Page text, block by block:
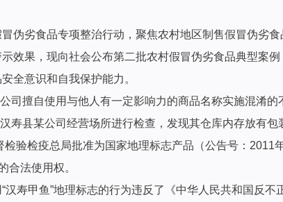
伪劣食品专项整治行动，聚焦农村地区制售假冒伪劣
效果，现向社会公布第二批农村假冒伪劣食品典型案
全意识和自我保护能力。
司擅自使用与他人有一定影响力的商品名称实施混淆的
寿县某公司经营场所进行检查，发现其仓库内存放有包
验检疫总局批准为国家地理标志产品（公告号：2011
合法使用权。
汉寿甲鱼”地理标志的行为违反了《中华人民共和国反